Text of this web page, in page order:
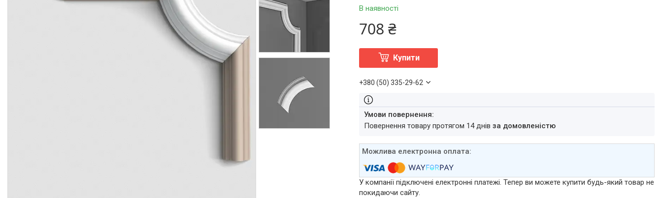
В наявності
708 ₴
Купити
+380 (50) 335-29-62
повернення товару протягом 14 днівза домовленістю
У компанії підключені електронні платежі. Тепер ви можете купити будь-який товар не
покидаючи сайту.